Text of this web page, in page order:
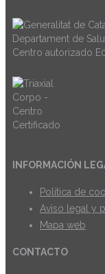
Centro autorizado
INFORMACIÓN
Politica de
Aviso legal y
Mapa web
CONTACTO